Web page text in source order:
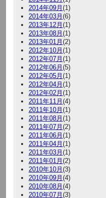
2014年09月(1)
2014年03月(6)
2013年12月(1)
2013年08月(1)
2013年01月(2)
2012年10月(1)
2012年07月(1)
2012年06月(5)
2012年05月(1)
2012年04月(1)
2012年02月(1)
2011年11月(4)
2011年10月(1)
2011年08月(1)
2011年07月(2)
2011年06月(1)
2011年04月(1)
2011年03月(1)
2011年01月(2)
2010年10月(3)
2010年09月(4)
2010年08月(4)
2010年07月(3)